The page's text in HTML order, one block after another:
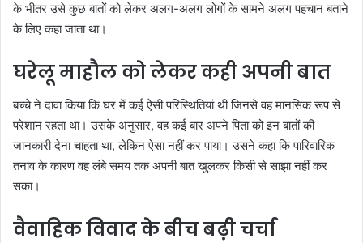
के भीतर उसे कुछ बातों को लेकर अलग-अलग लोगों के सामने अलग पहचान बताने
के लिए कहा जाता था।
घरेलू माहौल को लेकर कही अपनी बात
बच्चे ने दावा किया कि घर में कई ऐसी परिस्थितियां थीं जिनसे वह मानसिक रूप से
परेशान रहता था। उसके अनुसार, वह कई बार अपने पिता को इन बातों की
जानकारी देना चाहता था, लेकिन ऐसा नहीं कर पाया। उसने कहा कि पारिवारिक
तनाव के कारण वह लंबे समय तक अपनी बात खुलकर किसी से साझा नहीं कर
सका।
वैवाहिक विवाद के बीच बढ़ी चर्चा